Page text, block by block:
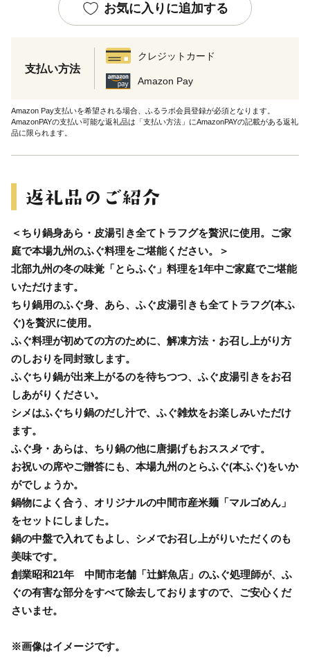
お気に入りに追加する
支払い方法
クレジットカード
Amazon Pay
Amazon Pay支払いを希望される場合、ふるラボ会員登録が必須となります。
AmazonPAYの支払い可能な返礼品は「支払い方法」にAmazonPAYの記載がある返礼
品に限られます。
＜ちり鍋身あら・皮湯引き全てトラフグを贅沢に使用。ご家
庭で本場九州のふぐ料理をご堪能ください。＞
北部九州の冬の味覚「とらふぐ」料理を1年中ご家庭でご堪能
いただけます。
ちり鍋用のふぐ身、あら、ふぐ皮湯引きも全てトラフグ(本ふ
ぐ)を贅沢に使用。
ふぐ料理が初めての方のために、解凍方法・お召し上がり方
のしおりを同封致します。
ふぐちり鍋が出来上がるのを待ちつつ、ふぐ皮湯引きをお召
しあがりください。
シメはふぐちり鍋のだし汁で、ふぐ雑炊をお楽しみいただけ
ます。
ふぐ身・あらは、ちり鍋の他に唐揚げもおススメです。
お祝いの席やご贈答にも、本場九州のとらふぐ(本ふぐ)をいか
がでしょうか。
鍋物によく合う、オリジナルの中間市産米麺「マルゴめん」
をセットにしました。
鍋の中盤で入れてもよし、シメでお召し上がりいただくのも
美味です。
創業昭和21年 中間市老舗「辻鮮魚店」のふぐ処理師が、ふ
ぐの有害な部分をすべて除去しておりますので、ご安心くだ
さいませ。
※画像はイメージです。